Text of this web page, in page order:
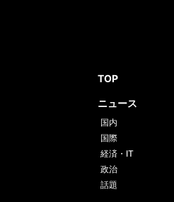
TOP
ニュース
国内
国際
経済・IT
政治
話題